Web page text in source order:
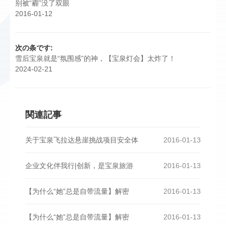
别被“霾”没了双眼
2016-01-12
次の条です:
雪后宝泉就是“氛围感”的神，【宝泉灯会】太炸了！
2024-02-21
関連記事
2016-01-13
关于宝泉飞拉达悬崖挑战项目安全体
2016-01-13
企业文化伴我行|创新，是宝泉旅游
2016-01-13
【为什么“她”总是自带流量】解密
2016-01-13
【为什么“她”总是自带流量】解密